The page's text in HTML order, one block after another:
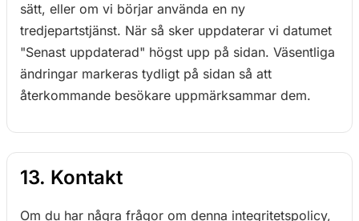
sätt, eller om vi börjar använda en ny
tredjepartstjänst. När så sker uppdaterar vi datumet
"Senast uppdaterad" högst upp på sidan. Väsentliga
ändringar markeras tydligt på sidan så att
återkommande besökare uppmärksammar dem.
13. Kontakt
Om du har några frågor om denna integritetspolicy,